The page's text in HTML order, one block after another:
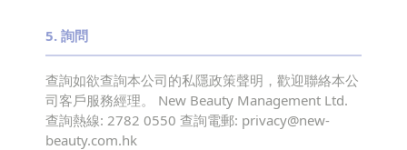
5. 詢問
查詢如欲查詢本公司的私隱政策聲明，歡迎聯絡本公
司客戶服務經理。 New Beauty Management Ltd.
查詢熱線: 2782 0550 查詢電郵: privacy@new-
beauty.com.hk